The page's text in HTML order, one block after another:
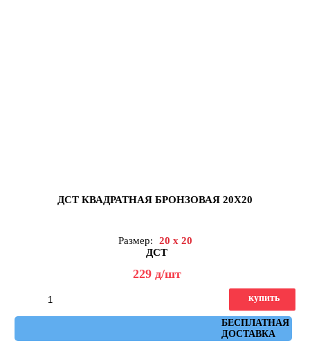
ДСТ КВАДРАТНАЯ БРОНЗОВАЯ 20Х20
Размер:
20 x 20
ДСТ
229 д/шт
БЕСПЛАТНАЯ
ДОСТАВКА
купить